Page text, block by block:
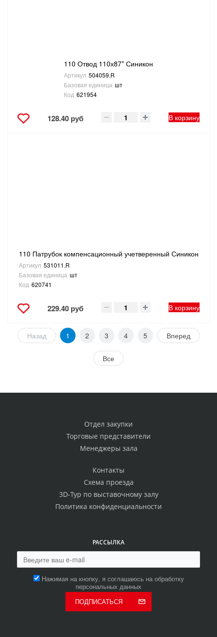
110 Отвод 110х87* Синикон
Артикул 504059.R
Базовая единица шт
Код 621954
128.40 руб В корзину
110 Патрубок компенсационный учетверенный Синикон
Артикул 531011.R
Базовая единица шт
Код 620741
229.40 руб В корзину
Назад 1 2 3 4 5 Вперед
Все
Отдел закупки
Торговые представители
Менеджеры зала
Контакты
Схема проезда
3D-Тур по выставочному залу
Политика конфиденциальности
РАССЫЛКА
Нажимая на кнопку, я соглашаюсь на обработку
персональных данных
ПОДПИСАТЬСЯ